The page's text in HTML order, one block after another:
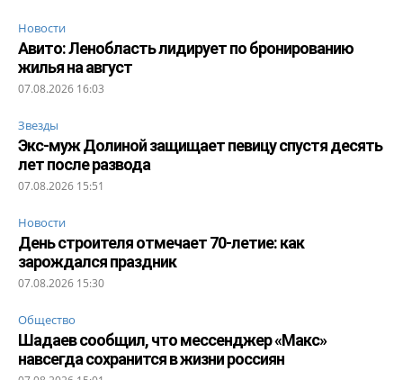
Новости
Авито: Ленобласть лидирует по бронированию
жилья на август
07.08.2026 16:03
Звезды
Экс-муж Долиной защищает певицу спустя десять
лет после развода
07.08.2026 15:51
Новости
День строителя отмечает 70-летие: как
зарождался праздник
07.08.2026 15:30
Общество
Шадаев сообщил, что мессенджер «Макс»
навсегда сохранится в жизни россиян